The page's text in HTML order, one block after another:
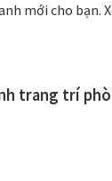
mới cho bạn.
trang trí